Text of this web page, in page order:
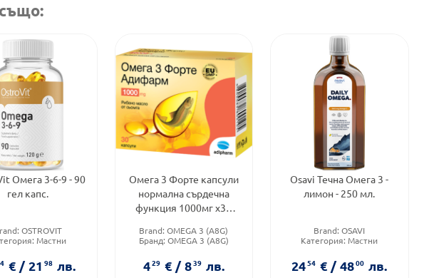
Омега 3-6-9 - 90
гел капс.
OSTROVIT
Мастни
продукта:
€ / 2198 лв.
Омега 3 Форте капсули
нормална сърдечна
функция 1000мг х30
Brand:OMEGA 3 (A8G)
Бранд: OMEGA 3 (A8G)
възрастни/деца
429 € / 839 лв.
Osavi Течна Омега 3 -
лимон - 250 мл.
Brand:OSAVI
Категория: Мастни
Форма на продукта:
2454 € / 4800 лв.